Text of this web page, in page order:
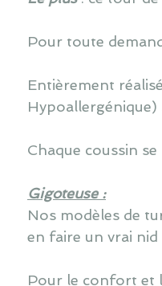
Pour toute
Entièrement
Hypoallergénique)
Chaque coussin
Gigoteuse :
Nos modèles de
en faire un vrai
Pour le confort et